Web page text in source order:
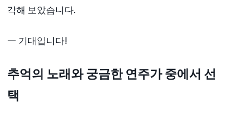
각해 보았습니다.
― 기대입니다!
추억의 노래와 궁금한 연주가 중에서 선
택